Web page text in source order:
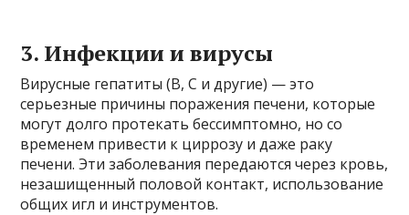
3. Инфекции и вирусы
Вирусные гепатиты (В, С и другие) — это
серьезные причины поражения печени, которые
могут долго протекать бессимптомно, но со
временем привести к циррозу и даже раку
печени. Эти заболевания передаются через кровь,
незашищенный половой контакт, использование
общих игл и инструментов.